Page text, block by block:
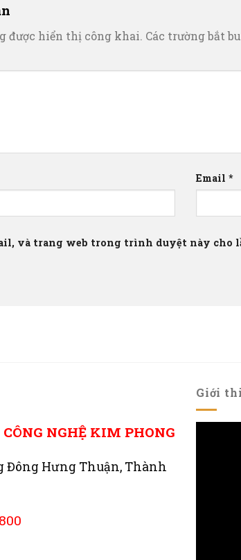
được hiển thị công khai. Các trường bắt
Email *
và trang web trong trình duyệt này cho
NGHỆ KIM PHONG
Đông Hưng Thuận, Thành
Giới